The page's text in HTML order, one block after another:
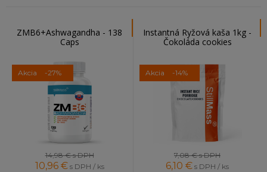
ZMB6+Ashwagandha - 138
Caps
Akcia -27%
14,98 €s DPH
10,96 € s DPH / ks
Instantná Ryžová kaša 1kg -
Čokoláda cookies
Akcia -14%
7,08 €s DPH
6,10 € s DPH / ks